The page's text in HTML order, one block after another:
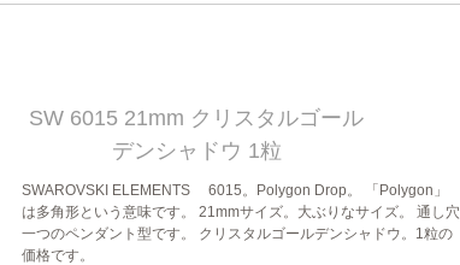
SW 6015 21mm クリスタルゴール
デンシャドウ 1粒
SWAROVSKI ELEMENTS 6015。Polygon Drop。 「Polygon」
は多角形という意味です。 21mmサイズ。大ぶりなサイズ。 通し穴
一つのペンダント型です。 クリスタルゴールデンシャドウ。1粒の
価格です。